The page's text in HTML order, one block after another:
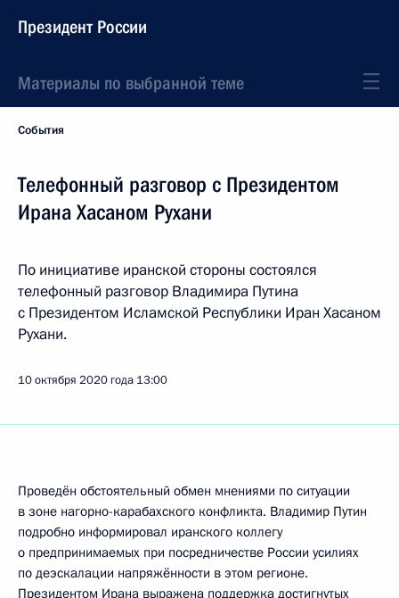
Президент России
Материалы по выбранной теме
События
Телефонный разговор с Президентом
Ирана Хасаном Рухани
По инициативе иранской стороны состоялся
телефонный разговор Владимира Путина
с Президентом Исламской Республики Иран Хасаном
Рухани.
10 октября 2020 года 13:00
Проведён обстоятельный обмен мнениями по ситуации
в зоне нагорно-карабахского конфликта. Владимир Путин
подробно информировал иранского коллегу
о предпринимаемых при посредничестве России усилиях
по деэскалации напряжённости в этом регионе.
Президентом Ирана выражена поддержка достигнутых